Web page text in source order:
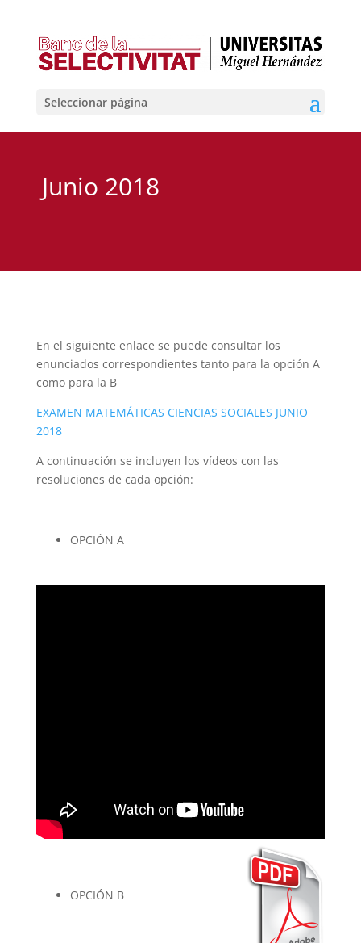
Seleccionar página
Junio 2018
En el siguiente enlace se puede consultar los
enunciados correspondientes tanto para la opción A
como para la B
EXAMEN MATEMÁTICAS CIENCIAS SOCIALES JUNIO
2018
A continuación se incluyen los vídeos con las
resoluciones de cada opción:
OPCIÓN A
OPCIÓN B